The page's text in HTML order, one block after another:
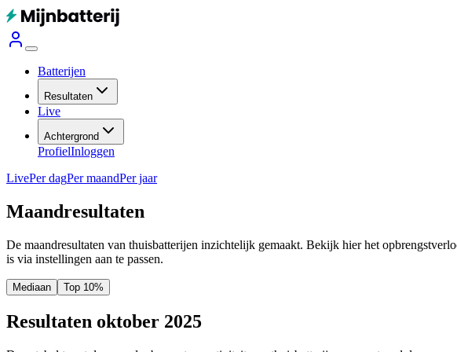
Batterijen
Resultaten
Live
Achtergrond
ProfielInloggen
LivePer dagPer maandPer jaar
Maandresultaten
De maandresultaten van thuisbatterijen inzichtelijk gemaakt. Bekijk hier het
is via instellingen aan te passen.
Mediaan Top 10%
Resultaten oktober 2025